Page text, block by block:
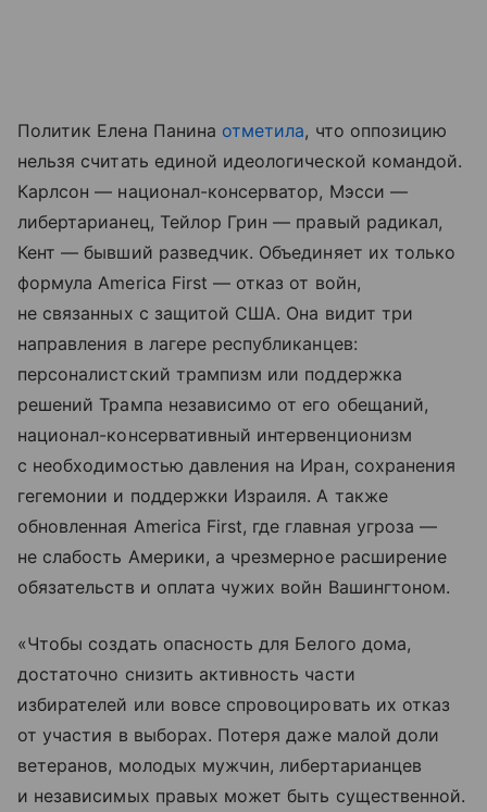
Политик Елена Панина отметила, что оппозицию
нельзя считать единой идеологической командой.
Карлсон — национал-консерватор, Мэсси —
либертарианец, Тейлор Грин — правый радикал,
Кент — бывший разведчик. Объединяет их только
формула America First — отказ от войн,
не связанных с защитой США. Она видит три
направления в лагере республиканцев:
персоналистский трампизм или поддержка
решений Трампа независимо от его обещаний,
национал-консервативный интервенционизм
с необходимостью давления на Иран, сохранения
гегемонии и поддержки Израиля. А также
обновленная America First, где главная угроза —
не слабость Америки, а чрезмерное расширение
обязательств и оплата чужих войн Вашингтоном.
«Чтобы создать опасность для Белого дома,
достаточно снизить активность части
избирателей или вовсе спровоцировать их отказ
от участия в выборах. Потеря даже малой доли
ветеранов, молодых мужчин, либертарианцев
и независимых правых может быть существенной.